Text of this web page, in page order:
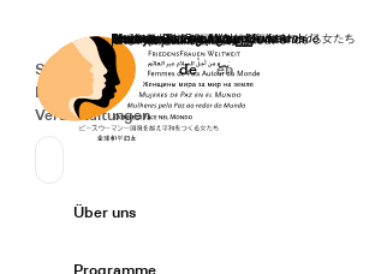
Startseite
Secondary Navigation
Spenden
News
Veranstaltungen
Sprache wechseln
Deutsch
de English
en
Primary Navigation
Über uns
Programme